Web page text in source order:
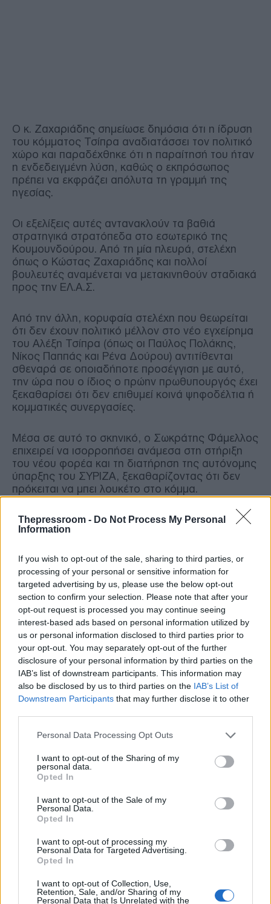
Thepressroom - Do Not Process My Personal
Information
If you wish to opt-out of the sale, sharing to third parties, or
processing of your personal or sensitive information for
targeted advertising by us, please use the below opt-out
section to confirm your selection. Please note that after your
opt-out request is processed you may continue seeing
interest-based ads based on personal information utilized by
us or personal information disclosed to third parties prior to
your opt-out. You may separately opt-out of the further
disclosure of your personal information by third parties on the
IAB’s list of downstream participants. This information may
also be disclosed by us to third parties on the IAB’s List of
Downstream Participants that may further disclose it to other
Please note that this website/app uses one or more Google
not limited to your visit or usage behaviour. You may click to
grant or deny consent to Google and its third-party tags to
use your data for below specified purposes in below Google
consent section.
Personal Data Processing Opt Outs
I want to opt-out of the Sharing of my
personal data.
Opted In
I want to opt-out of the Sale of my
Personal Data.
Opted In
I want to opt-out of processing my
Personal Data for Targeted Advertising.
Opted In
I want to opt-out of Collection, Use,
Retention, Sale, and/or Sharing of my
Personal Data that Is Unrelated with the
Ο κ. Ζαχαριάδης σημείωσε δημόσια ότι η ίδρυση
του κόμματος Τσίπρα αναδιατάσσει τον πολιτικό
χώρο και παραδέχθηκε ότι η παραίτησή του ήταν
η ενδεδειγμένη λύση, καθώς ο εκπρόσωπος
πρέπει να εκφράζει απόλυτα τη γραμμή της
ηγεσίας.
Οι εξελίξεις αυτές αντανακλούν τα βαθιά
στρατηγικά στρατόπεδα στο εσωτερικό της
Κουμουνδούρου. Από τη μία πλευρά, στελέχη
όπως ο Κώστας Ζαχαριάδης και πολλοί
βουλευτές αναμένεται να μετακινηθούν σταδιακά
προς την ΕΛ.Α.Σ.
Από την άλλη, κορυφαία στελέχη που θεωρείται
ότι δεν έχουν πολιτικό μέλλον στο νέο εγχείρημα
του Αλέξη Τσίπρα (όπως οι Παύλος Πολάκης,
Νίκος Παππάς και Ρένα Δούρου) αντιτίθενται
σθεναρά σε οποιαδήποτε προσέγγιση με αυτό,
την ώρα που ο ίδιος ο πρώην πρωθυπουργός έχει
ξεκαθαρίσει ότι δεν επιθυμεί κοινά ψηφοδέλτια ή
κομματικές συνεργασίες.
Μέσα σε αυτό το σκηνικό, ο Σωκράτης Φάμελλος
επιχειρεί να ισορροπήσει ανάμεσα στη στήριξη
του νέου φορέα και τη διατήρηση της αυτόνομης
ύπαρξης του ΣΥΡΙΖΑ, ξεκαθαρίζοντας ότι δεν
πρόκειται να μπει λουκέτο στο κόμμα.
Η κόντρα εντάθηκε μετά από δημόσια παρέμβαση
του ανεξάρτητου πλέον βουλευτή Παύλου
χαρακτήρισε την απόφαση της Κεντρικής
Επιτροπής ακαταλαβίστικη και κάλεσε τον κ.
Φάμελλο να παρουσιάσει μια συγκεκριμένη
συμφωνία με την ΕΛ.Α.Σ. Παράλληλα, κάλεσε
τους βουλευτές του ΣΥΡΙΖΑ να επιλέξουν
στρατόπεδο, διευκρινίζοντας ότι ο ίδιος δεν
αποχωρεί.